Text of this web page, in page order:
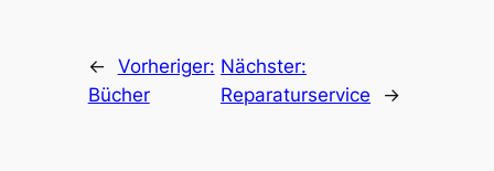
← Vorheriger:
Bücher
Nächster:
Reparaturservice
→